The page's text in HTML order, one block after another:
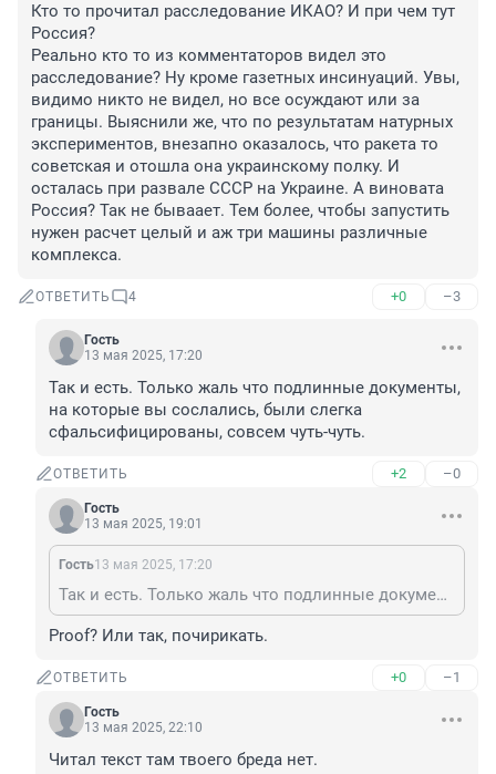
Кто то прочитал расследование ИКАО? И при чем тут
Россия?
Реально кто то из комментаторов видел это
расследование? Ну кроме газетных инсинуаций. Увы,
видимо никто не видел, но все осуждают или за
границы. Выяснили же, что по результатам натурных
экспериментов, внезапно оказалось, что ракета то
советская и отошла она украинскому полку. И
осталась при развале СССР на Украине. А виновата
Россия? Так не бываает. Тем более, чтобы запустить
нужен расчет целый и аж три машины различные
комплекса.
ОТВЕТИТЬ 4 +0 –3
Гость
13 мая 2025, 17:20
Так и есть. Только жаль что подлинные документы,
на которые вы сослались, были слегка
сфальсифицированы, совсем чуть-чуть.
ОТВЕТИТЬ +2 –0
Гость
13 мая 2025, 19:01
Гость13 мая 2025, 17:20
Так и есть. Только жаль что подлинные документы, на которые вы сослались, были слегка сфальсифицированы, совсем чуть-чуть.
Proof? Или так, почирикать.
ОТВЕТИТЬ +0 –1
Гость
13 мая 2025, 22:10
Читал текст там твоего бреда нет.